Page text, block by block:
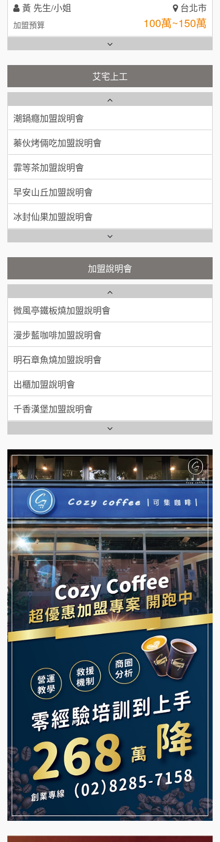
林 先生/小姐 屏東縣
加盟預算 100萬 ~ 200萬
吳 先生/小姐 屏東縣
加盟預算 100萬~200萬
周 先生/小姐 台北
加盟預算 100萬 ~150萬
徐 先生/小姐 新北市
加盟預算
何 先生/小姐
加盟預算
呂 先生/小姐
加盟預算 200萬~400萬
顏 先生/小姐 台北市
廖 先生/小姐 高雄市
加盟預算
艾宅上工
台灣G湯加盟說明會
NU PASTA義大利麵加盟說明會
潮鍋癮加盟說明會
蓁伙烤倆吃加盟說明會
霏等茶加盟說明會
早安山丘加盟說明會
冰封仙果加盟說明會
Ramble Café 漫步藍咖啡加盟說明會
微風亭鐵板燒加盟說明會
【曉妍美妝】誠徵行政櫃檯
自助洗衣店誠徵代洗收送人員(台中市)
MUSHEN徵SPA美容芳療師
日十。早午食加盟說明會
拾鑶火鍋加盟說明會
全家加盟說明會
台灣G湯加盟說明會
彭富貴加盟說明會
NU PASTA義大利麵加盟說明會
潮鍋癮加盟說明會
蓁伙烤倆吃加盟說明會
霏等茶加盟說明會
早安山丘加盟說明會
冰封仙果加盟說明會
Ramble Café 漫步藍咖啡加盟說明會
微風亭鐵板燒加盟說明會
鮮茶道加盟說明會
【曉妍美妝】誠徵行政櫃檯
自助洗衣店誠徵代洗收送人員(台中市)
MUSHEN徵SPA美容芳療師
日十。早午食加盟說明會
拾鑶火鍋加盟說明會
加盟說明會
藍象廷泰式火鍋加盟說明會
日十。早午食加盟說明會
上宇林加盟說明會
莫尼早餐Morni加盟說明會
手作功夫茶加盟說明會
SHARE TEA歇腳亭加盟說明會
潮味決-湯滷專門店加盟說明會
鮮茶道加盟說明會
微風亭鐵板燒加盟說明會
漫步藍咖啡加盟說明會
明石章魚燒加盟說明會
出櫃加盟說明會
千香漢堡加盟說明會
七盞茶加盟說明會
拉亞漢堡加盟說明會
杜芳子古味茶鋪加盟說明會
優握握×酸奶大獅加盟說明會
冬城門加盟說明會
拾鑶火鍋加盟說明會
阿性情趣無人販售所加盟明會
龍涎居好湯加盟說明會
舒油頭加盟說明會
韓金量加盟說明會
Mr.Wish加盟說明會
白鬍泡泡 BOHO POPO加盟說明會
雞咕雞咕加盟說明會
TEA TOP加盟說明會
珍好味臭臭鍋加盟說明會
藍象廷泰式火鍋加盟說明會